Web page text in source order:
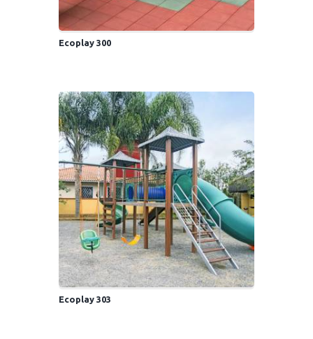
Ecoplay 300
Ecoplay 303